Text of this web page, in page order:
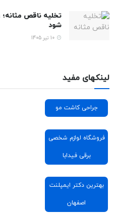
تخلیه ناقص مثانه؛
شود
لینکهای مفید
جراحی کاشت مو
فروشگاه لوازم شخصی
برقی فیدابا
بهترین دکتر ایمپلنت
اصفهان